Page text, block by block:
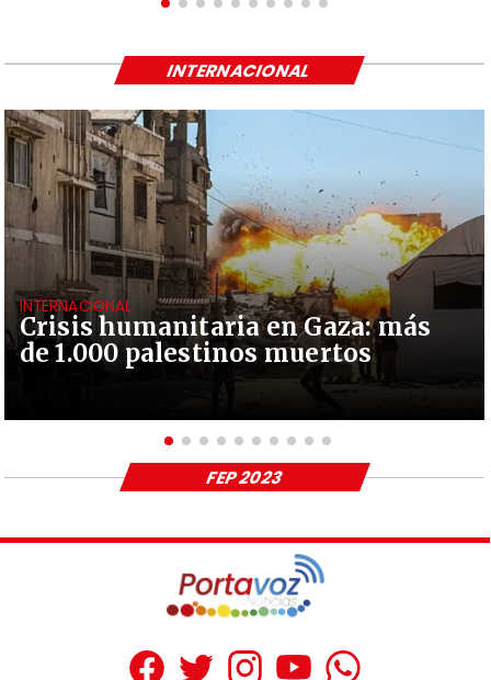
Crisis humanitaria en Gaza: más
de 1.000 palestinos muertos
INTERNACIONAL
INTERNACIONAL
FEP 2023